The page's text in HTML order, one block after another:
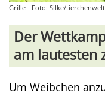
Grille - Foto: Silke/
Der
am lautesten
Um Weibchen